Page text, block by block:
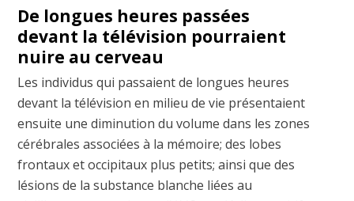
De longues heures passées
devant la télévision pourraient
nuire au cerveau
Les individus qui passaient de longues heures
devant la télévision en milieu de vie présentaient
ensuite une diminution du volume dans les zones
cérébrales associées à la mémoire; des lobes
frontaux et occipitaux plus petits; ainsi que des
lésions de la substance blanche liées au